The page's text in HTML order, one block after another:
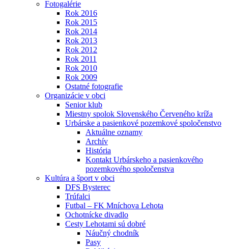
Fotogalérie
Rok 2016
Rok 2015
Rok 2014
Rok 2013
Rok 2012
Rok 2011
Rok 2010
Rok 2009
Ostatné fotografie
Organizácie v obci
Senior klub
Miestny spolok Slovenského Červeného kríža
Urbárske a pasienkové pozemkové spoločenstvo
Aktuálne oznamy
Archív
História
Kontakt Urbárskeho a pasienkového
pozemkového spoločenstva
Kultúra a šport v obci
DFS Bysterec
Trúfalci
Futbal – FK Mníchova Lehota
Ochotnícke divadlo
Cesty Lehotami sú dobré
Náučný chodník
Pasy